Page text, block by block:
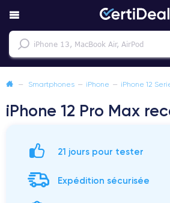
— Smartphones — iPhone — iPhone 12
iPhone 12 Pro Max
21 jours pour tester
Expédition sécurisée